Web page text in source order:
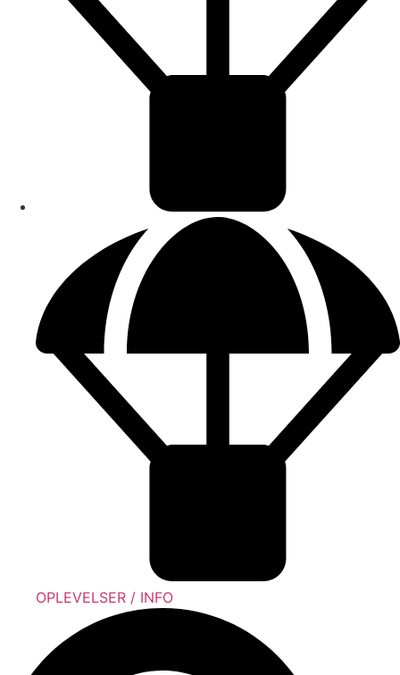
OPLEVELSER / INFO